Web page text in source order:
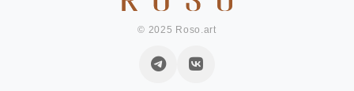
© 2025 Roso.art